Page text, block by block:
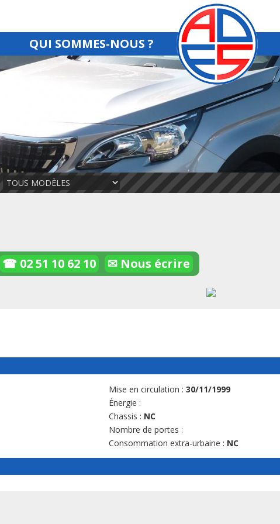
QUI SOMMES-NOUS ?
☎ 02 51 10 62 10 ✉ Nous écrire
Mise en circulation : 30/11/1999
Énergie :
Chassis : NC
Nombre de portes :
Consommation extra-urbaine : NC